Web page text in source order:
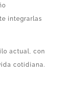
integrarlas
actual, con
cotidiana.